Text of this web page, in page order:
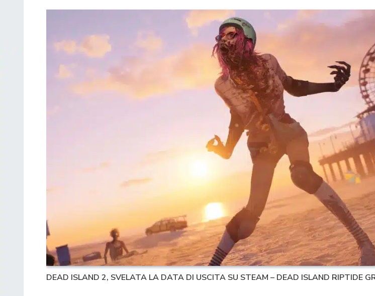
DEAD ISLAND 2, SVELATA LA DATA DI USCITA SU STEAM – DEAD ISLAND RIPTIDE